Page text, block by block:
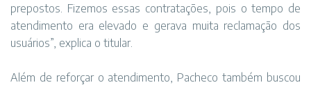
prepostos. Fizemos essas contratações, pois o tempo de
atendimento era elevado e gerava muita reclamação dos
usuários”, explica o titular.
Além de reforçar o atendimento, Pacheco também buscou